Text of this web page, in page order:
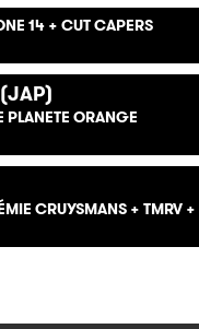
14 + CUT CAPERS
ORANGE
CRUYSMANS + TMRV +